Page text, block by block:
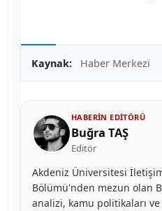
Kaynak: Haber Merkezi
HABERIN EDITÖRÜ
Buğra TAŞ
Editör
Akdeniz Üniversitesi
Bölümü'nden mezun olan
analizi, kamu politikaları